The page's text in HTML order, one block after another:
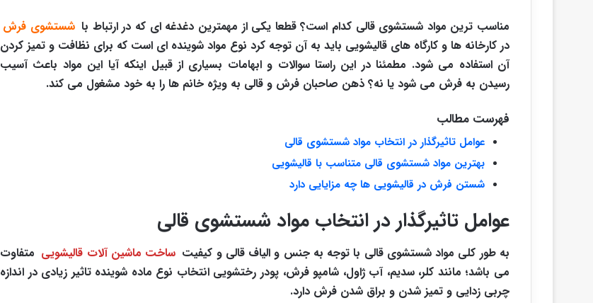
مناسب ترین مواد شستشوی قالی کدام است؟ قطعا یکی از مهمترین دغدغه ای که در ارتباط با شستشوی فرش
در کارخانه ها و کارگاه های قالیشویی باید به آن توجه کرد نوع مواد شوینده ای است که برای نظافت و تمیز کردن
آن استفاده می شود. مطمئنا در این راستا سوالات و ابهامات بسیاری از قبیل اینکه آیا این مواد باعث آسیب
رسیدن به فرش می شود یا نه؟ ذهن صاحبان فرش و قالی به ویژه خانم ها را به خود مشغول می کند.
فهرست مطالب
عوامل تاثیرگذار در انتخاب مواد شستشوی قالی
بهترین مواد شستشوی قالی متناسب با قالیشویی
شستن فرش در قالیشویی ها چه مزایایی دارد
عوامل تاثیرگذار در انتخاب مواد شستشوی قالی
به طور کلی مواد شستشوی قالی با توجه به جنس و الیاف قالی و کیفیت ساخت ماشین آلات قالیشویی متفاوت
می باشد؛ مانند کلر، سدیم، آب ژاول، شامپو فرش، پودر رختشویی انتخاب نوع ماده شوینده تاثیر زیادی در اندازه
چربی زدایی و تمیز شدن و براق شدن فرش دارد.